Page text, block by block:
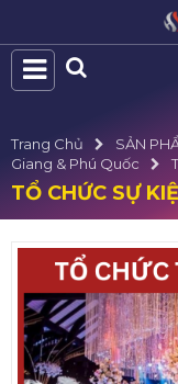
Trang Chủ SẢN
Giang & Phú Quốc
TỔ CHỨC SỰ